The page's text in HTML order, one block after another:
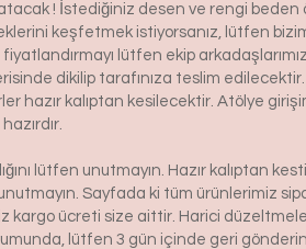
! İstediğiniz desen ve rengi
keşfetmek istiyorsanız, lütfen
lütfen ekip
dikilip tarafınıza teslim
hazır kalıptan kesilecektir. Atölye
lütfen unutmayın. Hazır kalıptan
Sayfada ki tüm ürünlerimiz
kargo ücreti size aittir. Harici
lütfen 3 gün içinde geri